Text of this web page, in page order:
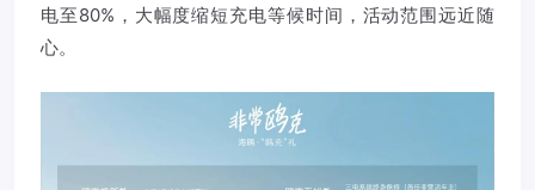
电至80%，大幅度缩短充电等候时间，活动范围远近随
心。